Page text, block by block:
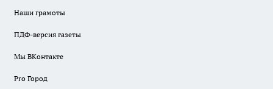
Наши грамоты
ПДФ-версия газеты
Мы ВКонтакте
Pro Город